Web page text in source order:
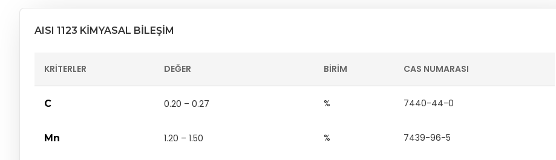
AISI 1123 KIMYASAL BILEŞIM
KRITERLER DEĞER BIRIM CAS NUMARASI
C 0.20 – 0.27 % 7440-44-0
Mn 1.20 – 1.50 % 7439-96-5